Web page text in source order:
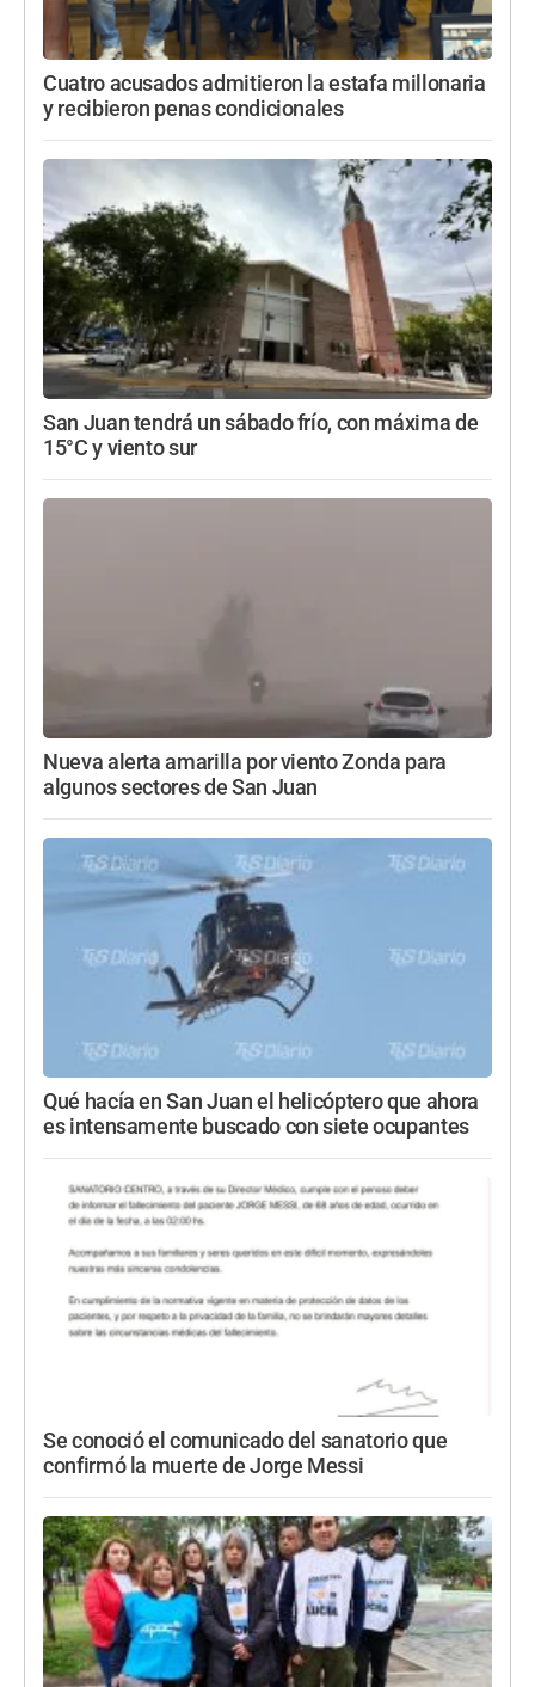
Cuatro acusados admitieron la estafa millonaria
y recibieron penas condicionales
San Juan tendrá un sábado frío, con máxima de
15°C y viento sur
Nueva alerta amarilla por viento Zonda para
algunos sectores de San Juan
Qué hacía en San Juan el helicóptero que ahora
es intensamente buscado con siete ocupantes
Se conoció el comunicado del sanatorio que
confirmó la muerte de Jorge Messi